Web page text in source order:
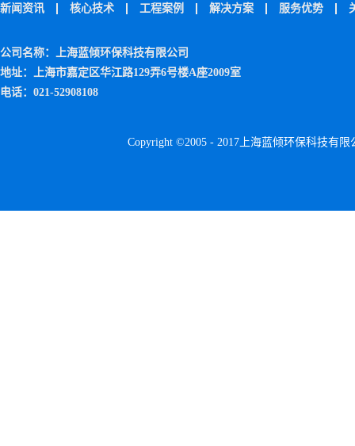
新闻资讯 核心技术 工程案例 解决方案 服务优势
公司名称：上海蓝倾环保科技有限公司
地址：上海市嘉定区华江路129弄6号楼A座2009室
电话：021-52908108
Copyright ©2005 - 2017上海蓝倾环保科技有限